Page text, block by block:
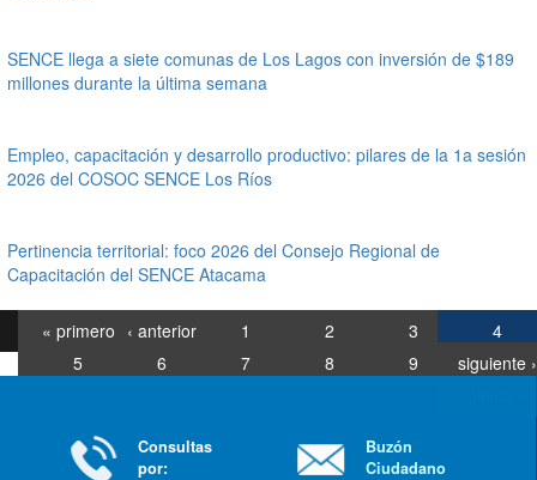
SENCE llega a siete comunas de Los Lagos con inversión de $189
millones durante la última semana
Empleo, capacitación y desarrollo productivo: pilares de la 1a sesión
2026 del COSOC SENCE Los Ríos
Pertinencia territorial: foco 2026 del Consejo Regional de
Capacitación del SENCE Atacama
« primero ‹ anterior 1 2 3
4
5
6 7 8 9
siguiente ›
Consultas
por:
Buzón
Ciudadano